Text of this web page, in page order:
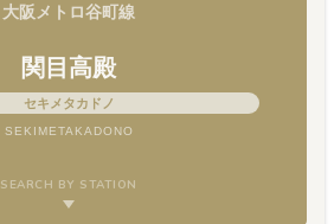
大阪メトロ谷町線
関目高殿
セキメタカドノ
SEKIMETAKADONO
SEARCH BY STATION